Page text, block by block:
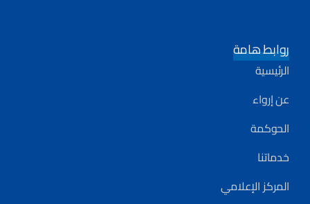
روابط هامة
الرئيسية
عن إرواء
الحوكمة
خدماتنا
المركز الإعلامي